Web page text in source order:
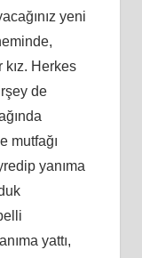
yeni
Herkes
de
mutfağı
yanıma
yattı,